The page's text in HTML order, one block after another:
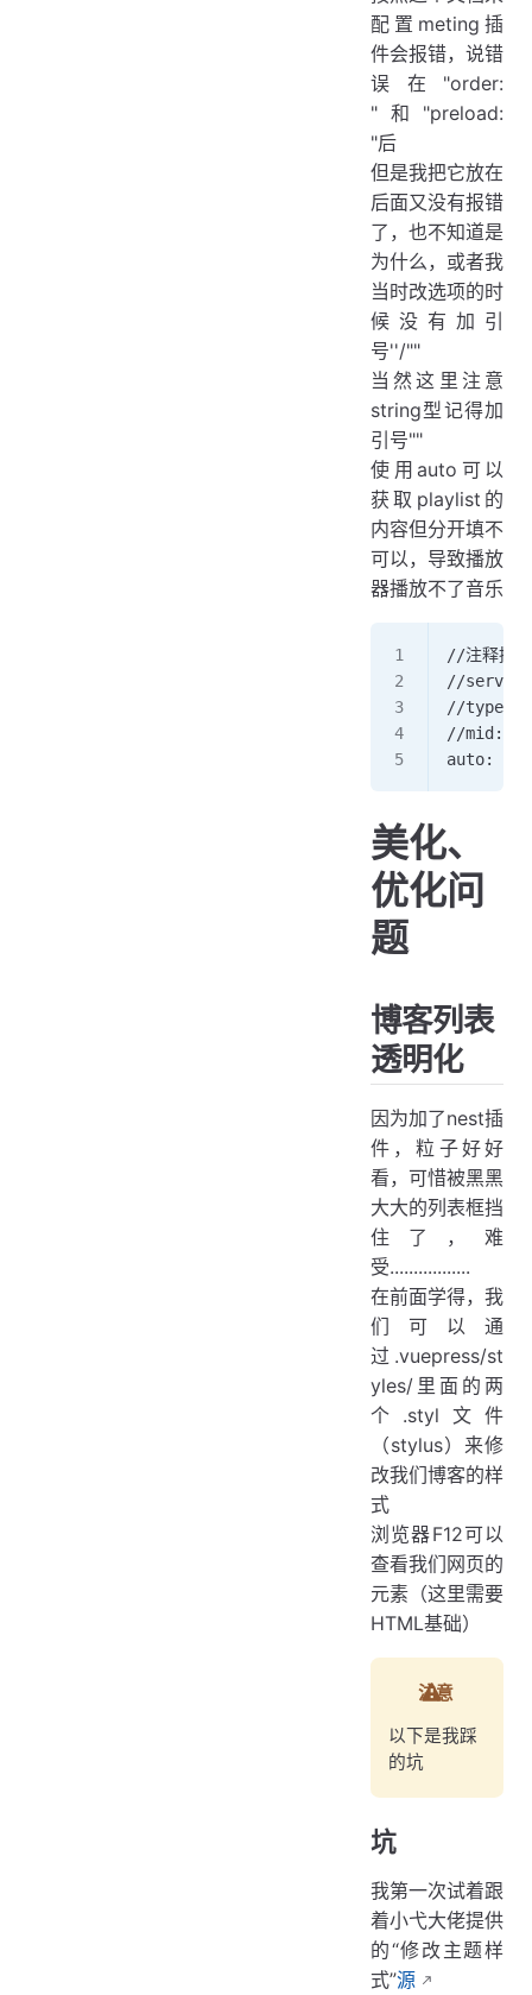
配置meting插
件会报错，说错
误在"order:
"和"preload:
"后
但是我把它放在
后面又没有报错
了，也不知道是
为什么，或者我
当时改选项的时
候没有加引
号''/""
当然这里注意
string型记得加
引号""
使用auto可以
获取playlist的
内容但分开填不
可以，导致播放
器播放不了音乐
//注释掉
//
//type:
//mid:
auto:
美化、
优化问
题
博客列表
透明化
因为加了nest插
件，粒子好好
看，可惜被黑黑
大大的列表框挡
住了，难
受.................
在前面学得，我
们可以通
过.vuepress/st
yles/里面的两
个.styl文件
（stylus）来修
改我们博客的样
式
浏览器F12可以
查看我们网页的
元素（这里需要
HTML基础）
注意
以下是我踩
的坑
坑
我第一次试着跟
着小弋大佬提供
的“修改主题样
式”源